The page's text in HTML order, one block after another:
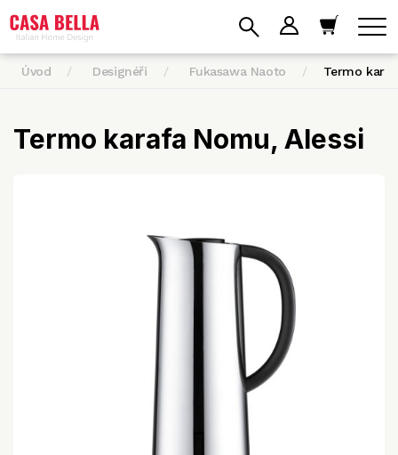
Úvod Designéři Fukasawa Naoto Termo
Termo karafa Nomu, Alessi